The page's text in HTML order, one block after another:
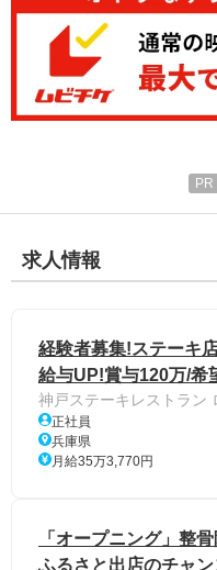
求人情報
経験者募集!ステーキ
給与UP!賞与120万/希
神戸ステーキレストラン
正社員
兵庫県
月給35万3,770円
「オープニング」整
ふるさと出店のチャ